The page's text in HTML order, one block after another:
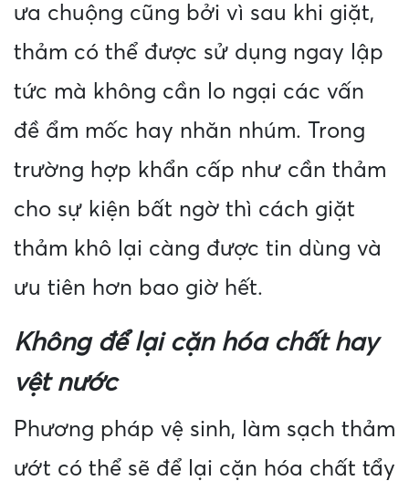
ưa chuộng cũng bởi vì sau khi giặt,
thảm có thể được sử dụng ngay lập
tức mà không cần lo ngại các vấn
đề ẩm mốc hay nhăn nhúm. Trong
trường hợp khẩn cấp như cần thảm
cho sự kiện bất ngờ thì cách giặt
thảm khô lại càng được tin dùng và
ưu tiên hơn bao giờ hết.
Không để lại cặn hóa chất hay
vệt nước
Phương pháp vệ sinh, làm sạch thảm
ướt có thể sẽ để lại cặn hóa chất tẩy